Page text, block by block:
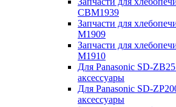
CBM1939
Запчасти для
M1909
Запчасти для
M1910
Для Panasonic SD-
аксессуары
Для Panasonic SD-
аксессуары